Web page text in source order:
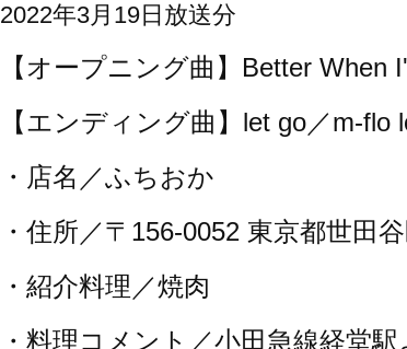
2022年3月19日放送分
【オープニング曲】Better When
【エンディング曲】let go／m-flo
・店名／ふちおか
・住所／〒156-0052 東京都世田
・紹介料理／焼肉
・料理コメント／小田急線経堂駅